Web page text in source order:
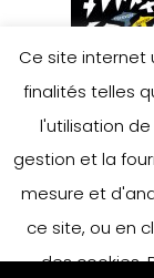
Ce site internet
finalités telles
l'utilisation
gestion et la
mesure et
ce site, ou en
des cookies.